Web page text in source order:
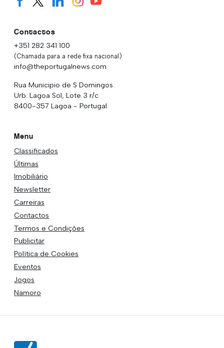
Contactos
+351 282 341 100
(Chamada para a rede fixa nacional)
info@theportugalnews.com
Rua Municipio de S Domingos
Urb. Lagoa Sol, Lote 3 r/c
8400-357 Lagoa - Portugal
Menu
Classificados
Últimas
Imobiliário
Newsletter
Carreiras
Contactos
Termos e Condições
Publicitar
Política de Cookies
Eventos
Jogos
Namoro